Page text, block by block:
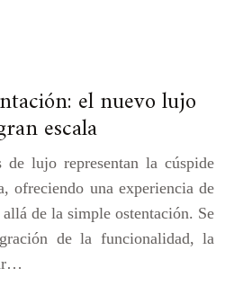
el nuevo lujo
escala
de lujo representan la cúspide
ofreciendo una experiencia de
de la simple ostentación. Se
de la funcionalidad, la